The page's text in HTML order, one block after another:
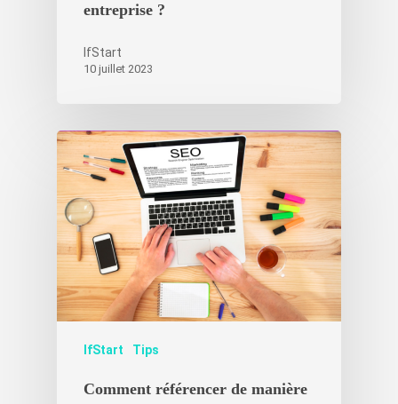
entreprise ?
IfStart
10 juillet 2023
IfStart Tips
Comment référencer de manière